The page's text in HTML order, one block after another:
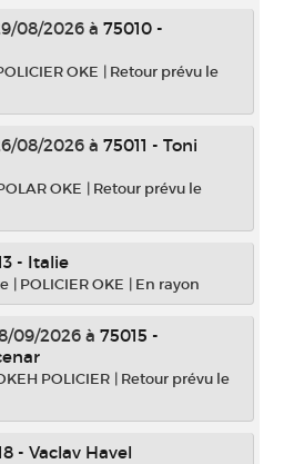
08/2026 à 75010 -
OKE | Retour prévu le
08/2026 à 75011 - Toni
OKE | Retour prévu le
- Italie
| POLICIER OKE | En rayon
09/2026 à 75015 -
POLICIER | Retour prévu le
- Vaclav Havel